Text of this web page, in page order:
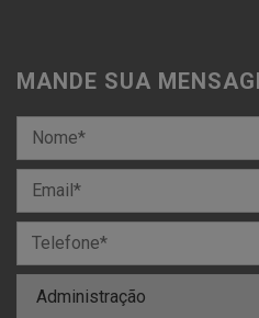
MANDE SUA